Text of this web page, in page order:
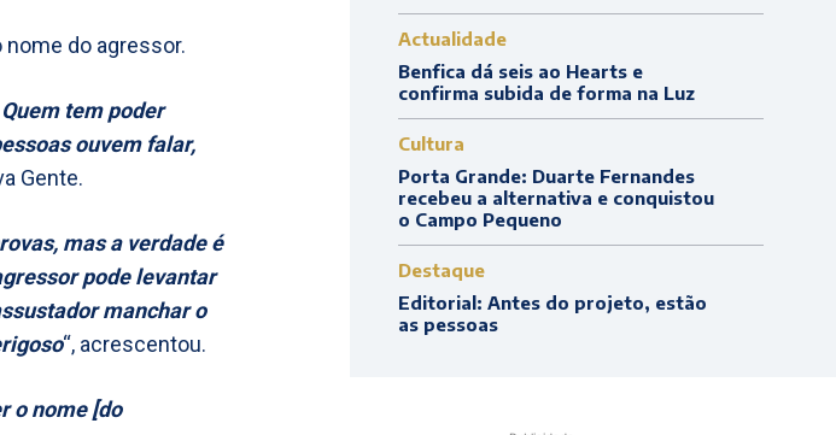
do agressor.
tem poder
ouvem falar,
Gente.
mas a verdade é
pode levantar
manchar o
“, acrescentou.
o nome [do
Actualidade
Benfica dá seis ao Hearts e
confirma subida de forma na Luz
Cultura
Porta Grande: Duarte Fernandes
recebeu a alternativa e conquistou
o Campo Pequeno
Destaque
Editorial: Antes do projeto, estão
as pessoas